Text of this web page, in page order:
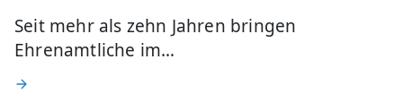
Seit mehr als zehn Jahren bringen
Ehrenamtliche im…